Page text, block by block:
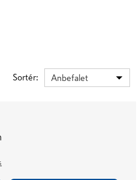
Sortér: Anbefalet